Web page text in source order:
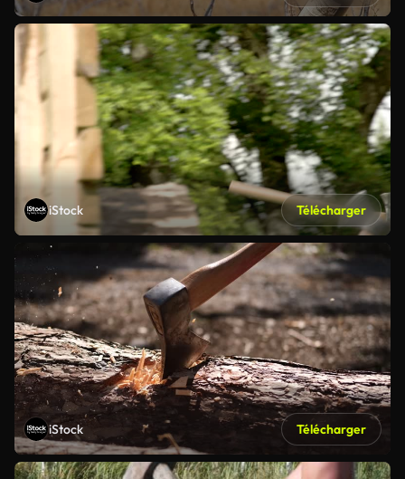
iStock Télécharger
iStock Télécharger